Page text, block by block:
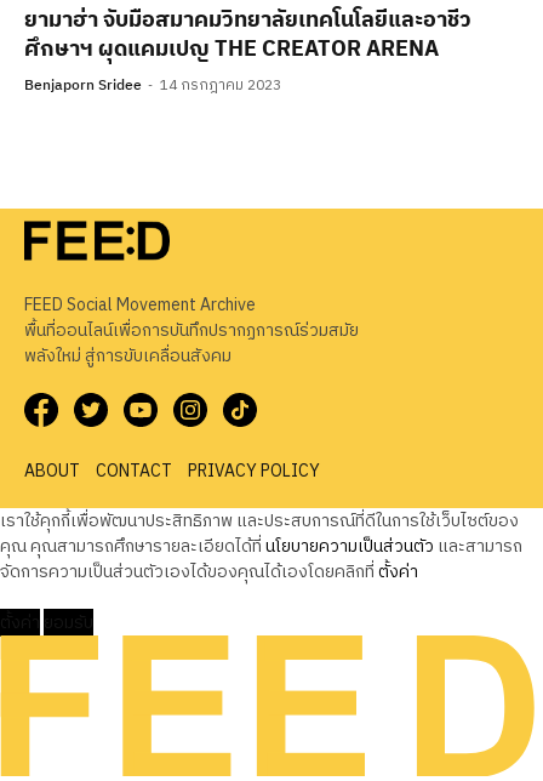
ยามาฮ่า จับมือสมาคมวิทยาลัยเทคโนโลยีและอาชีว
ศึกษาฯ ผุดแคมเปญ THE CREATOR ARENA
Benjaporn Sridee 14 กรกฎาคม 2023
FEED Social Movement Archive
พื้นที่ออนไลน์เพื่อการบันทึกปรากฏการณ์ร่วมสมัย
พลังใหม่ สู่การขับเคลื่อนสังคม
ABOUT CONTACT
PRIVACY POLICY
เราใช้คุกกี้เพื่อพัฒนาประสิทธิภาพ และประสบการณ์ที่ดีในการใช้เว็บไซต์ของ
คุณ คุณสามารถศึกษารายละเอียดได้ที่นโยบายความเป็นส่วนตัว และสามารถ
จัดการความเป็นส่วนตัวเองได้ของคุณได้เองโดยคลิกที่ตั้งค่า